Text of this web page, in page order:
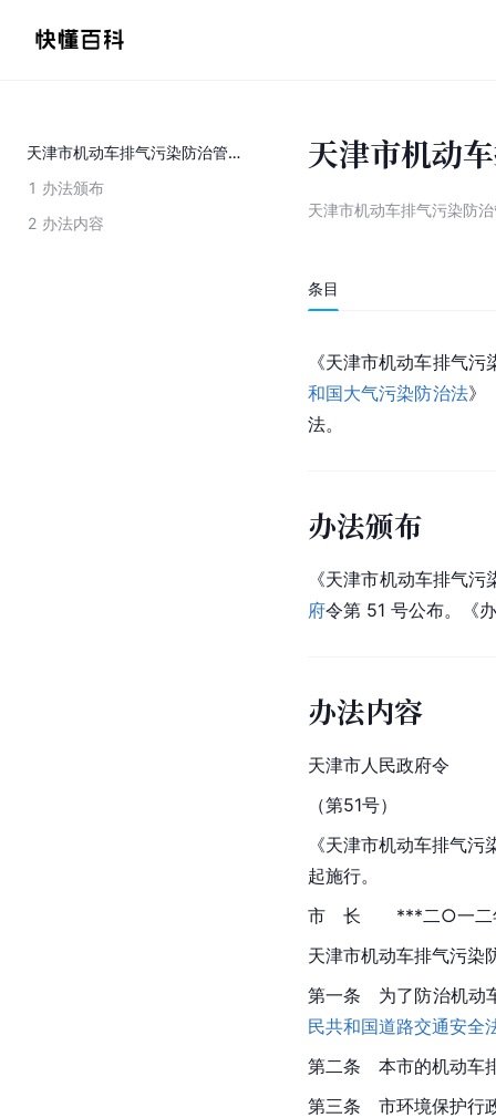
天津市机动车排气污染防治管理办法
1 办法颁布
2 办法内容
天津市机动
天津市机动车排气污染防
条目
《天津市机动车排气
和国大气污染防治法》
法。
办法颁布
《天津市机动车排气
府令第 51 号公布。《
办法内容
天津市人民政府令
（第51号）
《天津市机动车排气
起施行。
市　长　　***二○一二
天津市机动车排气污染
第一条　为了防治机动
民共和国道路交通安全
第二条　本市的机动车
第三条　市环境保护行